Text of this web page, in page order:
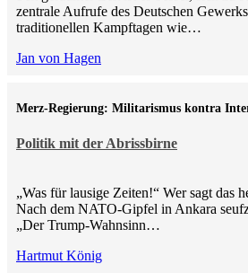
zentrale Aufrufe des Deutschen
traditionellen Kampftagen wie…
Jan von Hagen
Politik mit der Abrissbirne
Merz-Regierung: Militarismus kontra
„Was für lausige Zeiten!“ Wer sagt das
Nach dem NATO-Gipfel in Ankara
„Der Trump-Wahnsinn…
Hartmut König